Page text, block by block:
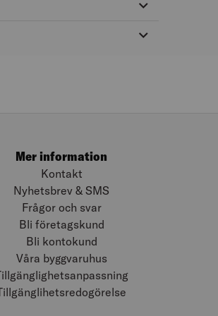
Mer information
Kontakt
Nyhetsbrev & SMS
Frågor och svar
Bli företagskund
Bli kontokund
Våra byggvaruhus